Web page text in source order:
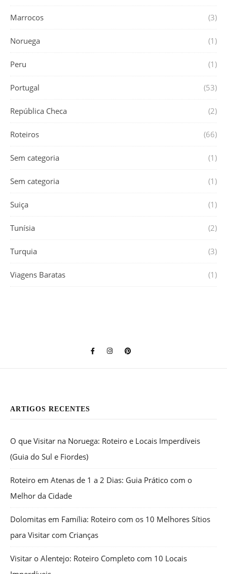
Marrocos (3)
Noruega (1)
Peru (1)
Portugal (53)
República Checa (2)
Roteiros (66)
Sem categoria (1)
Sem categoria (1)
Suiça (1)
Tunísia (2)
Turquia (3)
Viagens Baratas (1)
ARTIGOS RECENTES
O que Visitar na Noruega: Roteiro e Locais Imperdíveis
(Guia do Sul e Fiordes)
Roteiro em Atenas de 1 a 2 Dias: Guia Prático com o
Melhor da Cidade
Dolomitas em Família: Roteiro com os 10 Melhores Sítios
para Visitar com Crianças
Visitar o Alentejo: Roteiro Completo com 10 Locais